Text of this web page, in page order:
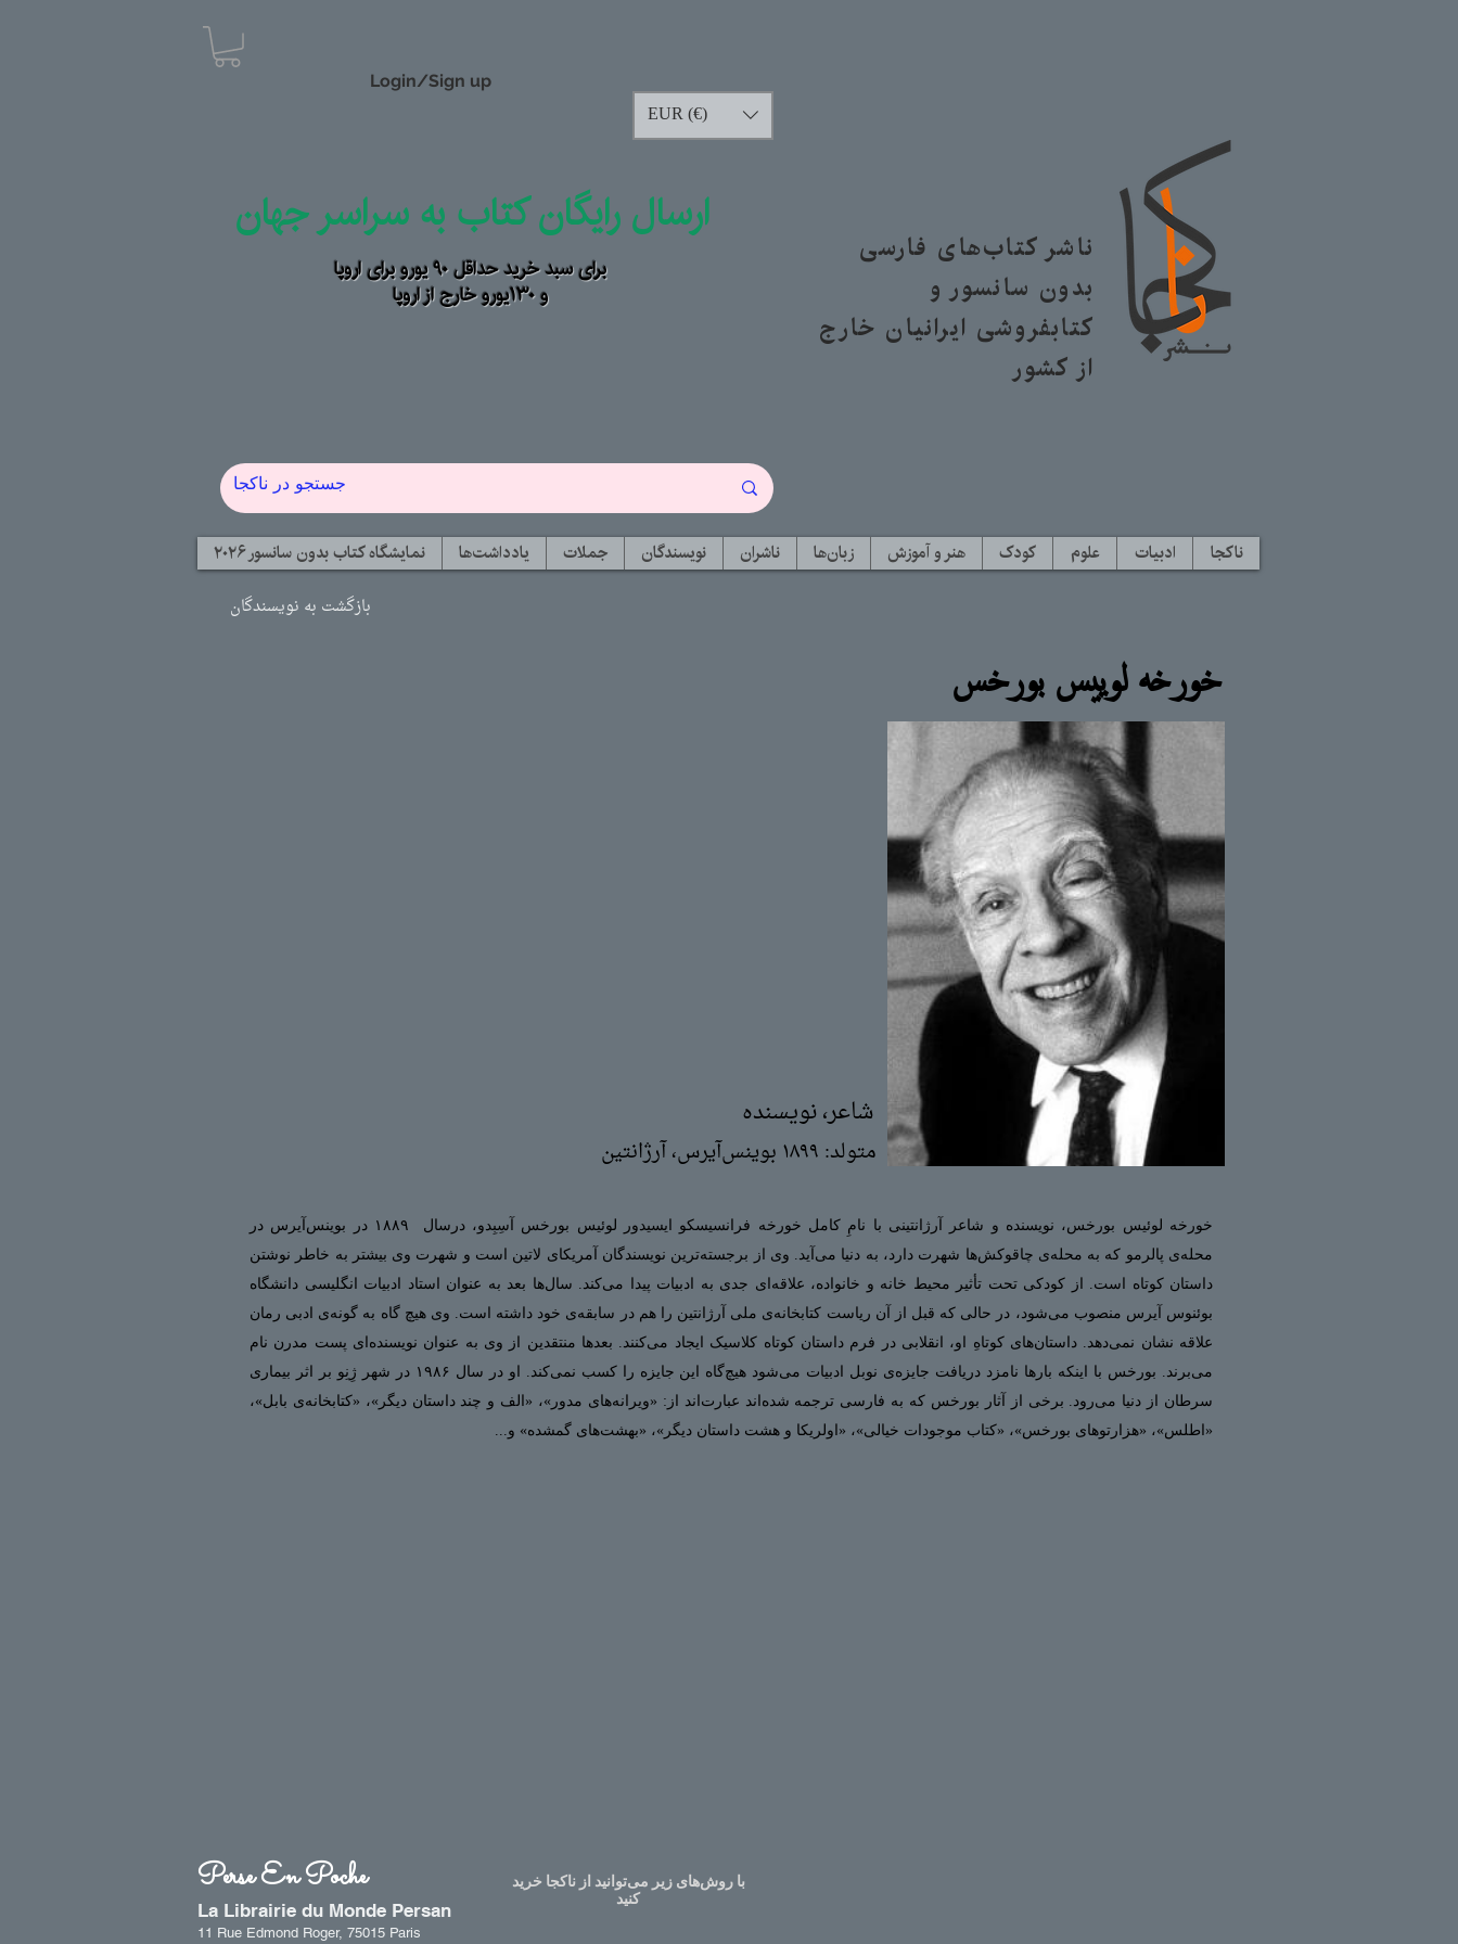
Login/Sign up
EUR (€)
ارسال رایگان کتاب به سراسر جهان
برای سبد خرید حداقل ۹۰ یورو برای اروپا
و ۱۳۰یورو خارج از اروپا
ناشر کتاب‌های فارسی
بدون سانسور و
کتابفروشی ایرانیان خارج
از کشور
ناکجا ادبیات علوم کودک هنر و آموزش زبان‌ها ناشران نویسندگان جملات یادداشت‌ها نمایشگاه کتاب بدون سانسور ۲۰۲۶
خورخه لوییس بورخس
شاعر، نویسنده
متولد: ۱۸۹۹ بوینس‌آیرس، آرژانتین
خورخه لوئیس بورخس، نویسنده و شاعر آرژانتینی با نامِ کامل خورخه فرانسیسکو ایسیدور لوئیس بورخس آسِبِدو، درسال ۱۸۸۹ در بوینس‌آیرس در
محله‌ی پالرمو که به محله‌ی چاقوکش‌ها شهرت دارد، به دنیا می‌آید. وی از برجسته‌ترین نویسندگان آمریکای لاتین است و شهرت وی بیشتر به خاطر نوشتن
داستان کوتاه است. از کودکی تحت تأثیر محیط خانه و خانواده، علاقه‌ای جدی به ادبیات پیدا می‌کند. سال‌ها بعد به عنوان استاد ادبیات انگلیسی دانشگاه
بوئنوس آیرس منصوب می‌شود، در حالی که قبل از آن ریاست کتابخانه‌ی ملی آرژانتین را هم در سابقه‌ی خود داشته است. وی هیچ گاه به گونه‌ی ادبی رمان
علاقه نشان نمی‌دهد. داستان‌های کوتاهِ او، انقلابی در فرم داستان کوتاه کلاسیک ایجاد می‌کنند. بعدها منتقدین از وی به عنوان نویسنده‌ای پست مدرن نام
می‌برند. بورخس با اینکه بارها نامزد دریافت جایزه‌ی نوبل ادبیات می‌شود هیچ‌گاه این جایزه را کسب نمی‌کند. او در سال ۱۹۸۶ در شهر ژِنِو بر اثر بیماری
سرطان از دنیا می‌رود. برخی از آثار بورخس که به فارسی ترجمه شده‌اند عبارت‌اند از: «ویرانه‌های مدور»، «الف و چند داستان دیگر»، «کتابخانه‌ی بابل»،
«اطلس»، «هزارتوهای بورخس»، «کتاب موجودات خیالی»، «اولریکا و هشت داستان دیگر»، «بهشت‌های گمشده» و...
بازگشت به نویسندگان
Perse En Poche
La Librairie du Monde Persan​
11 Rue Edmond Roger, 75015 Paris
با روش‌های زیر می‌توانید از ناکجا خرید
کنید